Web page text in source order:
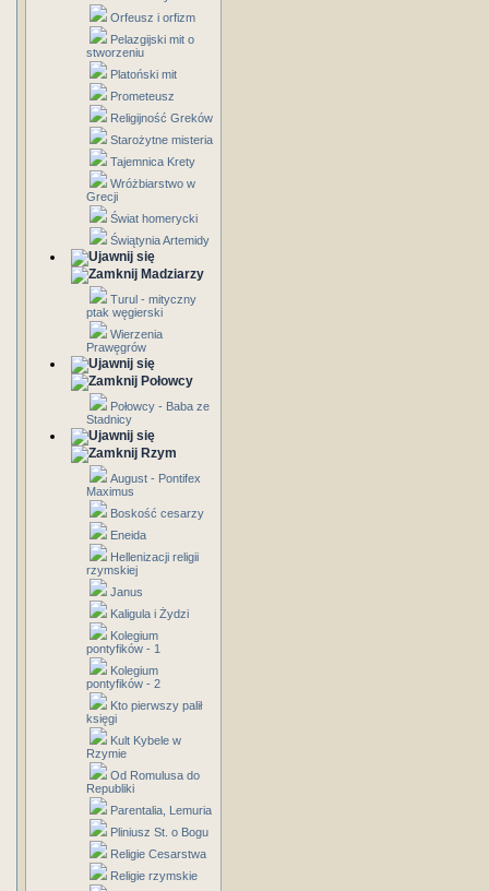
Orfeusz i orfizm
Pelazgijski mit o
stworzeniu
Platoński mit
Prometeusz
Religijność Greków
Starożytne misteria
Tajemnica Krety
Wróżbiarstwo w
Grecji
Świat homerycki
Świątynia Artemidy
Madziarzy
Turul - mityczny
ptak węgierski
Wierzenia
Prawęgrów
Połowcy
Połowcy - Baba ze
Stadnicy
Rzym
August - Pontifex
Maximus
Boskość cesarzy
Eneida
Hellenizacji religii
rzymskiej
Janus
Kaligula i Żydzi
Kolegium
pontyfików - 1
Kolegium
pontyfików - 2
Kto pierwszy palił
księgi
Kult Kybele w
Rzymie
Od Romulusa do
Republiki
Parentalia, Lemuria
Pliniusz St. o Bogu
Religie Cesarstwa
Religie rzymskie